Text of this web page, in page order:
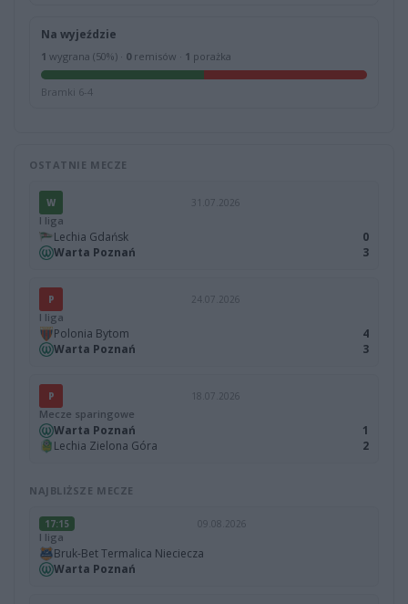
Na wyjeździe
1 wygrana (50%) · 0remisów · 1 porażka
Bramki 6-4
OSTATNIE MECZE
W 31.07.2026
I liga
Lechia Gdańsk
0
Warta Poznań
3
P 24.07.2026
I liga
Polonia Bytom
4
Warta Poznań
3
P 18.07.2026
Mecze sparingowe
Warta Poznań
1
Lechia Zielona Góra
2
NAJBLIŻSZE MECZE
17:15 09.08.2026
I liga
Bruk-Bet Termalica Nieciecza
Warta Poznań